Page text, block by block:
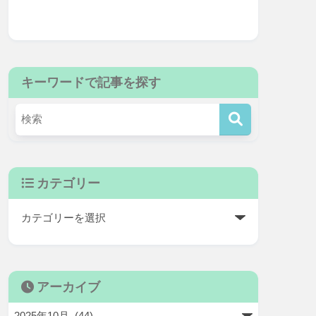
キーワードで記事を探す
カテゴリー
アーカイブ